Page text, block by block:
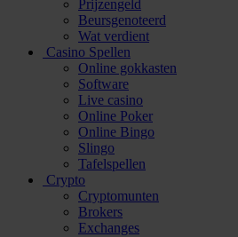
Prijzengeld
Beursgenoteerd
Wat verdient
Casino Spellen
Online gokkasten
Software
Live casino
Online Poker
Online Bingo
Slingo
Tafelspellen
Crypto
Cryptomunten
Brokers
Exchanges